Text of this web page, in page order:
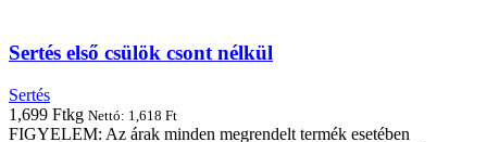
Sertés első csülök csont nélkül
Sertés
1,699 Ftkg Nettó: 1,618 Ft
FIGYELEM: Az árak minden megrendelt termék esetében